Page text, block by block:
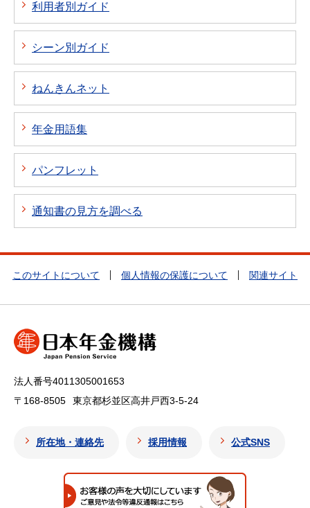
利用者別ガイド
シーン別ガイド
ねんきんネット
年金用語集
パンフレット
通知書の見方を調べる
このサイトについて 個人情報の保護について 関連サイト
法人番号4011305001653
〒168-8505
東京都杉並区高井戸西3-5-24
所在地・連絡先 採用情報 公式SNS